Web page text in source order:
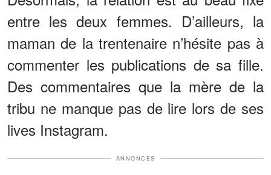
entre les deux femmes. D’ailleurs, la
maman de la trentenaire n’hésite pas à
commenter les publications de sa fille.
Des commentaires que la mère de la
tribu ne manque pas de lire lors de ses
lives Instagram.
ANNONCES